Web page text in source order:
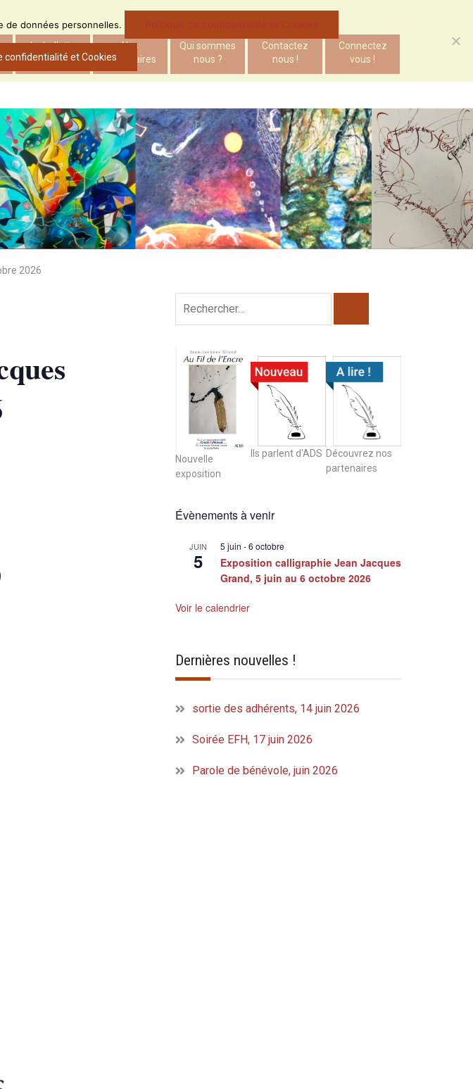
Le bulletin
d’ADS
Nos
partenaires
Qui sommes
nous ?
Contactez
nous !
Connectez
vous !
2026
Nouvelle
exposition
Ils parlent d'ADS Découvrez nos
partenaires
Évènements à venir
JUIN
5
5 juin -6 octobre
Exposition calligraphie Jean Jacques
Grand, 5 juin au 6 octobre 2026
Voir le calendrier
Dernières nouvelles !
sortie des adhérents, 14 juin 2026
Soirée EFH, 17 juin 2026
Parole de bénévole, juin 2026
de données personnelles. Politique de confidentialité et Cookies
confidentialité et Cookies